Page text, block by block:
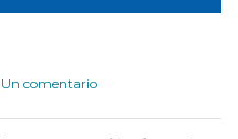
Un comentario